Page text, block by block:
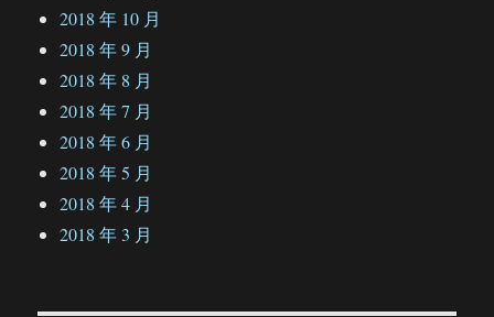
2018 年 10 月
2018 年 9 月
2018 年 8 月
2018 年 7 月
2018 年 6 月
2018 年 5 月
2018 年 4 月
2018 年 3 月